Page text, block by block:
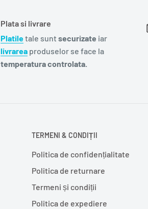
Plata si livrare
Platiletale sunt securizate iar
livrarea produselor se face la
temperatura controlata.
TERMENI & CONDIȚII
Politica de confidențialitate
Politica de returnare
Termeni și condiții
Politica de expediere